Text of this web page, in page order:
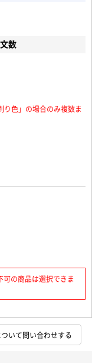
数
色」の場合のみ複数ま
の商品は選択できま
ついて問い合わせする